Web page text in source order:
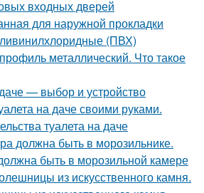
входных дверей
для наружной прокладки
(ПВХ)
металлический. Что такое
— выбор и устройство
на даче своими руками.
туалета на даче
должна быть в морозильнике.
быть в морозильной камере
из искусственного камня.